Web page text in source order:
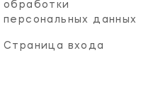
обработки
персональных данных
Страница входа